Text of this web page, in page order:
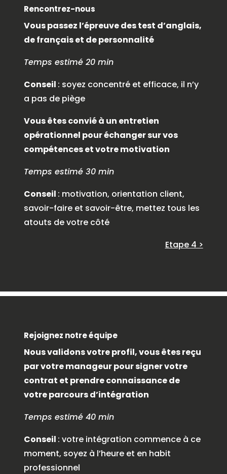
Rencontrez-nous
Vous passez l’épreuve des test d’anglais,
de français et de personnalité
Temps estimé 20 min
Conseil : soyez concentré et efficace, il n’y
a pas de piège
Vous êtes convié à un entretien
opérationnel pour échanger sur vos
compétences et votre motivation
Temps estimé 30 min
Conseil : motivation, orientation client,
savoir-faire et savoir-être, mettez tous les
atouts de votre côté
Etape 4 >
Rejoignez notre équipe
Nous validons votre profil, vous êtes reçu
par votre manageur pour signer votre
contrat et prendre connaissance de
votre parcours d’intégration
Temps estimé 40 min
Conseil : votre intégration commence à ce
moment, soyez à l’heure et en habit
professionnel